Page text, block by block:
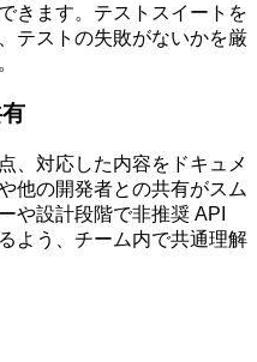
きます。テストスイートを
テストの失敗がないかを厳
、対応した内容をドキュメ
他の開発者との共有がスム
や設計段階で非推奨 API
よう、チーム内で共通理解